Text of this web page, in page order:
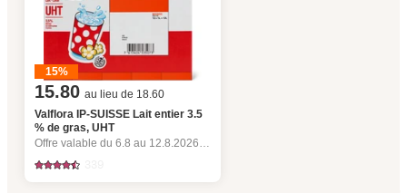
15%
15.80 au lieu de 18.60
Valflora IP-SUISSE Lait entier 3.5
% de gras, UHT
Offre valable du 6.8 au 12.8.2026, jusqu’à épuisement du stock.